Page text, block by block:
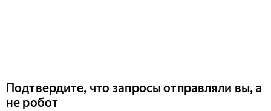
Подтвердите, что запросы отправляли вы, а
не робот